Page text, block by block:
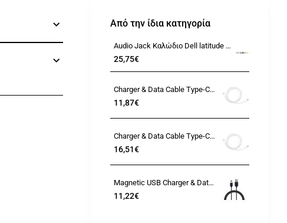
Από την ίδια κατηγορία
Audio Jack Καλώδιο Dell latitude 13 3380
25,75€
Charger & Data Cable Type-C to Type-C - 100W
11,87€
Charger & Data Cable Type-C to Type-C - 100W 140W - 2m
16,51€
Magnetic USB Charger & Data Cable - Android Micro-B USB
11,22€